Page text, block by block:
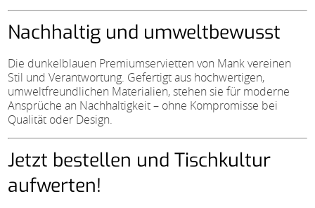
Nachhaltig und umweltbewusst
Die dunkelblauen Premiumservietten von Mank vereinen
Stil und Verantwortung. Gefertigt aus hochwertigen,
umweltfreundlichen Materialien, stehen sie für moderne
Ansprüche an Nachhaltigkeit – ohne Kompromisse bei
Qualität oder Design.
Jetzt bestellen und Tischkultur
aufwerten!